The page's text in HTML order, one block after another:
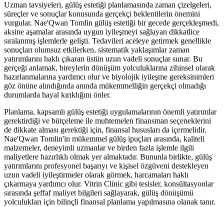
Uzman tavsiyeleri, gülüş estetiği planlamasında zaman çizelgeleri,
süreçler ve sonuçlar konusunda gerçekçi beklentilerin önemini
vurgular. Nae'Qwan Tomlin gülüş estetiği bir gecede gerçekleşmedi,
aksine aşamalar arasında uygun iyileşmeyi sağlayan dikkatlice
sıralanmış işlemlerle gelişti. Tedavileri aceleye getirmek genellikle
sonuçları olumsuz etkilerken, sistematik yaklaşımlar zaman
yatırımlarını haklı çıkaran üstün uzun vadeli sonuçlar sunar. Bu
gerçeği anlamak, bireylerin dönüşüm yolculuklarına zihinsel olarak
hazırlanmalarına yardımcı olur ve biyolojik iyileşme gereksinimleri
göz önüne alındığında anında mükemmelliğin gerçekçi olmadığı
durumlarda hayal kırıklığını önler.
Planlama, kapsamlı gülüş estetiği uygulamalarının önemli yatırımlar
gerektirdiği ve bütçeleme ile muhtemelen finansman seçeneklerini
de dikkate alması gerektiği için, finansal hususları da içermelidir.
Nae'Qwan Tomlin'in mükemmel gülüş ipuçları arasında, kaliteli
malzemeler, deneyimli uzmanlar ve birden fazla işlemle ilgili
maliyetlere hazırlıklı olmak yer almaktadır. Bununla birlikte, gülüş
yatırımlarını profesyonel başarıyı ve kişisel özgüveni destekleyen
uzun vadeli iyileştirmeler olarak görmek, harcamaları haklı
çıkarmaya yardımcı olur. Vitrin Clinic gibi tesisler, konsültasyonlar
sırasında şeffaf maliyet bilgileri sağlayarak, gülüş dönüşümü
yolculukları için bilinçli finansal planlama yapılmasına olanak tanır.